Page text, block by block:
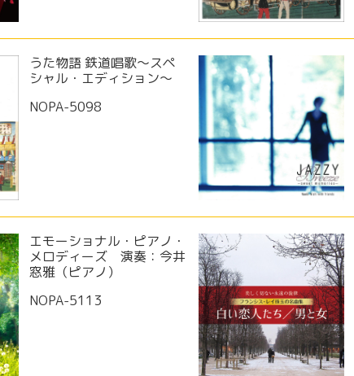
うた物語 鉄道唱歌～スペ
シャル・エディション～
NOPA-5098
エモーショナル・ピアノ・
メロディーズ 演奏：今井
窓雅（ピアノ）
NOPA-5113